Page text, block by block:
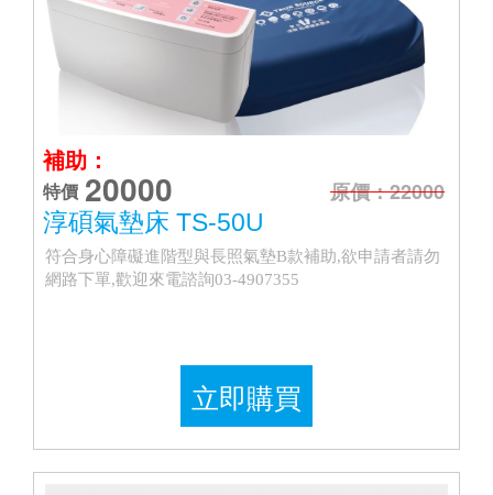
補助：
特價 20000
原價：22000
淳碩氣墊床 TS-50U
符合身心障礙進階型與長照氣墊B款補助,欲申請者請勿
網路下單,歡迎來電諮詢03-4907355
立即購買